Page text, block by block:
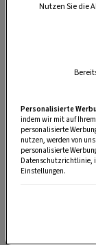
Nutzen Sie die
Personalisierte
indem wir mit auf
personalisierte
nutzen, werden von
personalisierte
Datenschutzrichtlinie,
Einstellungen.